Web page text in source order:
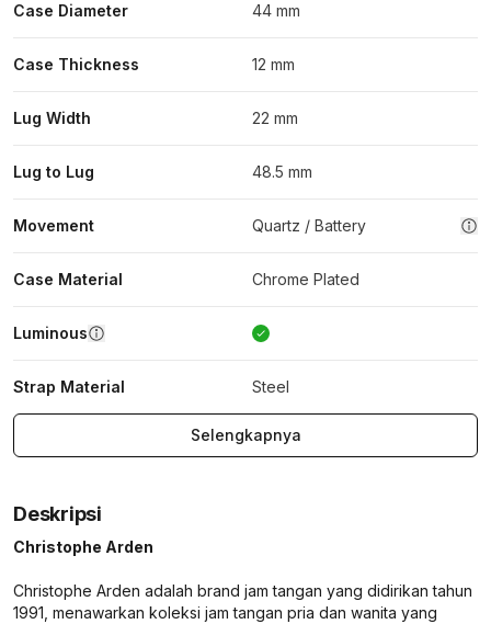
Case Diameter 44 mm
Case Thickness 12 mm
Lug Width 22 mm
Lug to Lug 48.5 mm
Movement Quartz / Battery
Case Material Chrome Plated
Luminous
Strap Material Steel
Selengkapnya
Deskripsi
Christophe Arden
Christophe Arden adalah brand jam tangan yang didirikan tahun
1991, menawarkan koleksi jam tangan pria dan wanita yang